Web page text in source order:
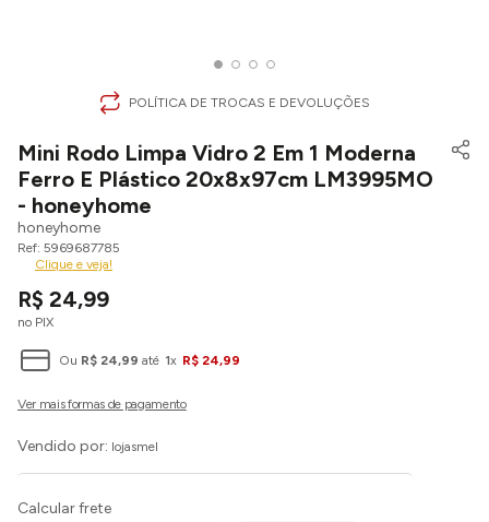
POLÍTICA DE TROCAS E DEVOLUÇÕES
Mini Rodo Limpa Vidro 2 Em 1 Moderna
Ferro E Plástico 20x8x97cm LM3995MO
- honeyhome
honeyhome
5969687785
Clique e veja!
R$ 24,99
no PIX
Ou R$ 24,99 até 1x R$ 24,99
Vendido por: lojasmel
Calcular frete